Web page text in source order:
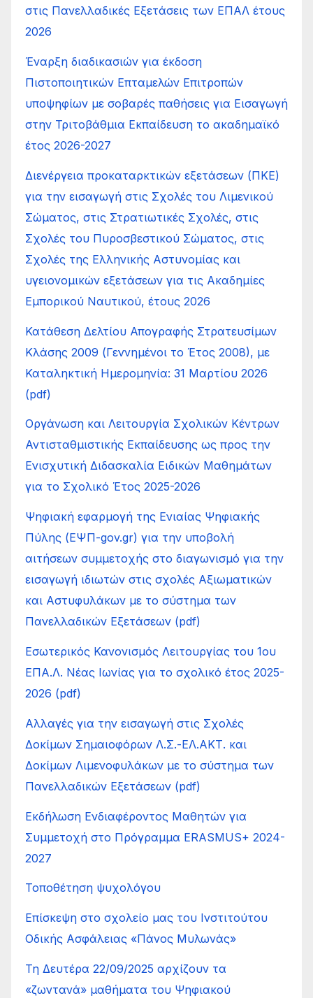
στις Πανελλαδικές Εξετάσεις των ΕΠΑΛ έτους
2026
Έναρξη διαδικασιών για έκδοση
Πιστοποιητικών Επταμελών Επιτροπών
υποψηφίων με σοβαρές παθήσεις για Εισαγωγή
στην Τριτοβάθμια Εκπαίδευση το ακαδημαϊκό
έτος 2026-2027
Διενέργεια προκαταρκτικών εξετάσεων (ΠΚΕ)
για την εισαγωγή στις Σχολές του Λιμενικού
Σώματος, στις Στρατιωτικές Σχολές, στις
Σχολές του Πυροσβεστικού Σώματος, στις
Σχολές της Ελληνικής Αστυνομίας και
υγειονομικών εξετάσεων για τις Ακαδημίες
Εμπορικού Ναυτικού, έτους 2026
Κατάθεση Δελτίου Απογραφής Στρατευσίμων
Κλάσης 2009 (Γεννημένοι το Έτος 2008), με
Καταληκτική Ημερομηνία: 31 Μαρτίου 2026
(pdf)
Οργάνωση και Λειτουργία Σχολικών Κέντρων
Αντισταθμιστικής Εκπαίδευσης ως προς την
Ενισχυτική Διδασκαλία Ειδικών Μαθημάτων
για το Σχολικό Έτος 2025-2026
Ψηφιακή εφαρμογή της Ενιαίας Ψηφιακής
Πύλης (ΕΨΠ-gov.gr) για την υποβολή
αιτήσεων συμμετοχής στο διαγωνισμό για την
εισαγωγή ιδιωτών στις σχολές Αξιωματικών
και Αστυφυλάκων με το σύστημα των
Πανελλαδικών Εξετάσεων (pdf)
Εσωτερικός Κανονισμός Λειτουργίας του 1ου
ΕΠΑ.Λ. Νέας Ιωνίας για το σχολικό έτος 2025-
2026 (pdf)
Αλλαγές για την εισαγωγή στις Σχολές
Δοκίμων Σημαιοφόρων Λ.Σ.-ΕΛ.ΑΚΤ. και
Δοκίμων Λιμενοφυλάκων με το σύστημα των
Πανελλαδικών Εξετάσεων (pdf)
Εκδήλωση Ενδιαφέροντος Μαθητών για
Συμμετοχή στο Πρόγραμμα ERASMUS+ 2024-
2027
Τοποθέτηση ψυχολόγου
Επίσκεψη στο σχολείο μας του Ινστιτούτου
Οδικής Ασφάλειας «Πάνος Μυλωνάς»
Τη Δευτέρα 22/09/2025 αρχίζουν τα
«ζωντανά» μαθήματα του Ψηφιακού